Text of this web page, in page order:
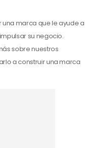
marca que le ayude a
su negocio.
sobre nuestros
a construir una marca